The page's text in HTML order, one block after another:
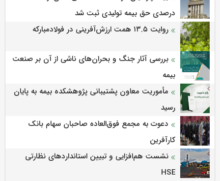
درصدی حق بیمه تولیدی ثبت شد
روایت ۱۳.۵ همت ارزش‌آفرینی در فولادمبارکه
بررسی آثار جنگ و بحران‌های ناشی از آن بر صنعت
بیمه
مأموریت معاون پشتیبانی پژوهشكده بیمه به پایان
رسید
دعوت به مجمع فوق‌العاده صاحبان سهام بانک
کارآفرین
نشست هم‌افزایی و تبیین استانداردهای نظارتی
HSE